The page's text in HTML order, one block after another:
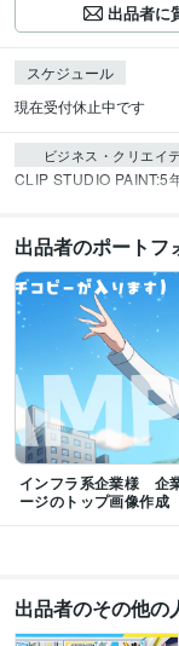
出品者に
スケジュール
現在受付休止中です
ビジネス・クリエイ
CLIP STUDIO PAINT:5
出品者のポートフ
インフラ系企業様 企
ージのトップ画像作成
出品者のその他の